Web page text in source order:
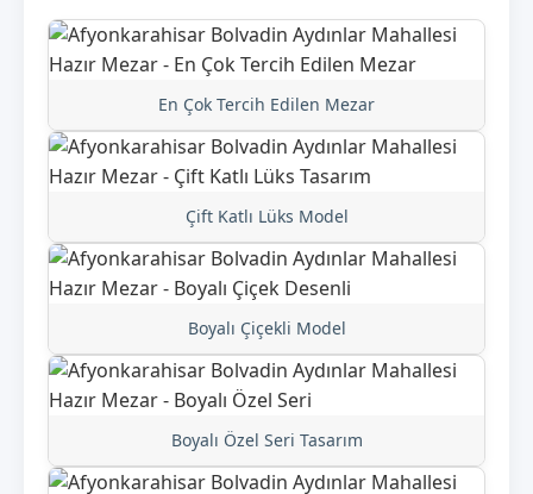
En Çok Tercih Edilen Mezar
Çift Katlı Lüks Model
Boyalı Çiçekli Model
Boyalı Özel Seri Tasarım